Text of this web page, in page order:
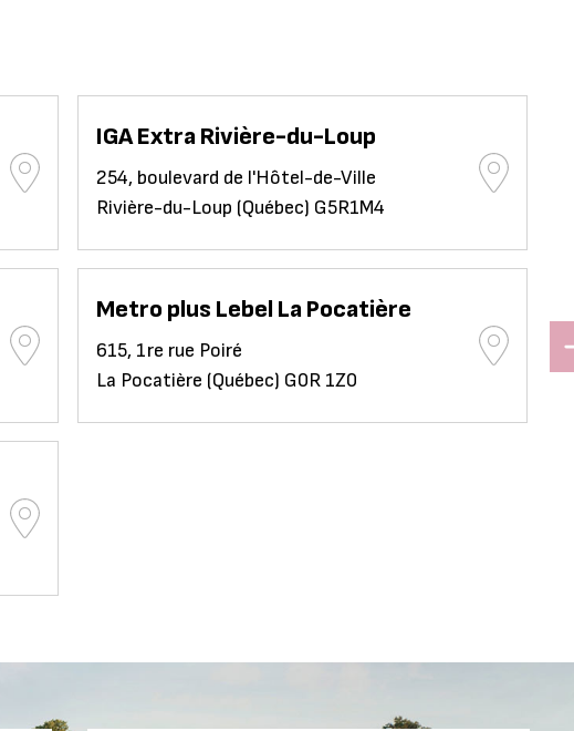
IGA Extra Rivière-du-Loup
254, boulevard de l'Hôtel-de-Ville
Rivière-du-Loup (Québec) G5R1M4
Metro plus Lebel La Pocatière
615, 1re rue Poiré
La Pocatière (Québec) G0R 1Z0